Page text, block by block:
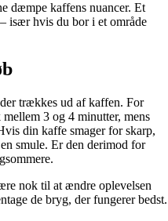
dæmpe kaffens nuancer. Et
især hvis du bor i et område
trækkes ud af kaffen. For
3 og 4 minutter, mens
din kaffe smager for skarp,
smule. Er den derimod for
nok til at ændre oplevelsen
de bryg, der fungerer bedst.